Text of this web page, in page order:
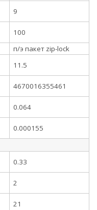
9
100
п/э пакет zip-lock
11.5
4670016355461
0.064
0.000155
0.33
2
21